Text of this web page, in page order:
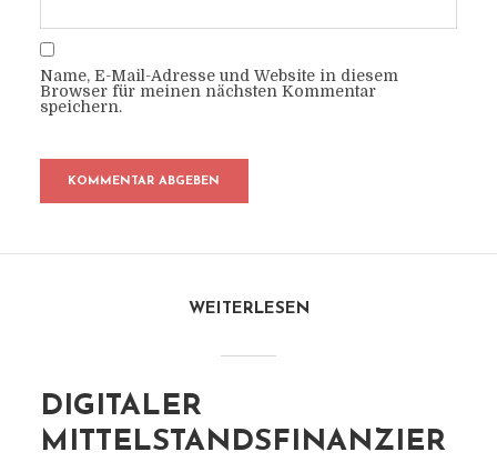
Name, E-Mail-Adresse und Website in diesem
Browser für meinen nächsten Kommentar
speichern.
WEITERLESEN
DIGITALER
MITTELSTANDSFINANZIER